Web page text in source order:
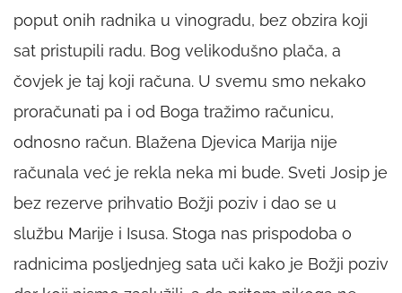
poput onih radnika u vinogradu, bez obzira koji
sat pristupili radu. Bog velikodušno plača, a
čovjek je taj koji računa. U svemu smo nekako
proračunati pa i od Boga tražimo računicu,
odnosno račun. Blažena Djevica Marija nije
računala već je rekla neka mi bude. Sveti Josip je
bez rezerve prihvatio Božji poziv i dao se u
službu Marije i Isusa. Stoga nas prispodoba o
radnicima posljednjeg sata uči kako je Božji poziv